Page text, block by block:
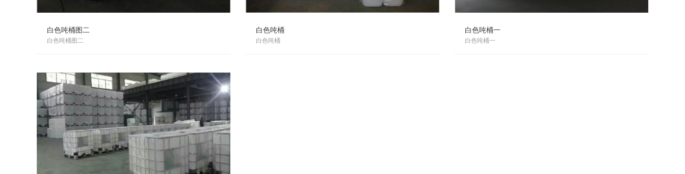
白色吨桶图二
白色吨桶图二
白色吨桶
白色吨桶
白色吨桶一
白色吨桶一